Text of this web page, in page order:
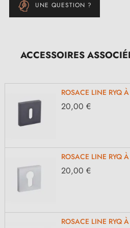
UNE QUESTION ?
ACCESSOIRES
ROSACE LINE RYQ
20,00 €
ROSACE LINE RYQ
20,00 €
ROSACE LINE RYQ